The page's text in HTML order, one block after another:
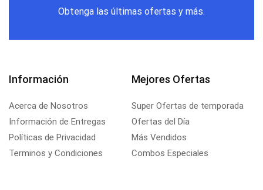
Obtenga las últimas ofertas y más.
Información
Acerca de Nosotros
Información de Entregas
Políticas de Privacidad
Terminos y Condiciones
Mejores Ofertas
Super Ofertas de temporada
Ofertas del Día
Más Vendidos
Combos Especiales